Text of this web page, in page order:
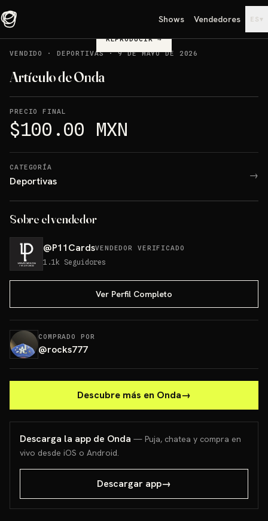
Shows Vendedores ES ▾
REPRODUCIR→
VENDIDO
· DEPORTIVAS·9 DE MAYO DE 2026
Artículo de Onda
PRECIO FINAL
$100.00 MXN
CATEGORÍA
Deportivas →
Sobre el vendedor
@P11CardsVENDEDOR VERIFICADO
1.1k Seguidores
Ver Perfil Completo
COMPRADO POR
@rocks777
Descubre más en Onda→
Descarga la app de Onda — Puja, chatea y compra en
vivo desde iOS o Android.
Descargar app→